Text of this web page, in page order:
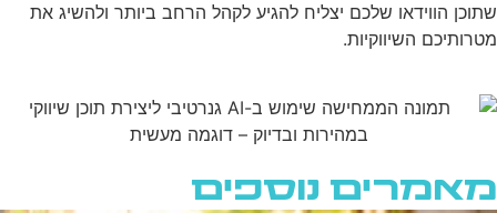
שתוכן הווידאו שלכם יצליח להגיע לקהל הרחב ביותר ולהשיג את
מטרותיכם השיווקיות.
מאמרים נוספים